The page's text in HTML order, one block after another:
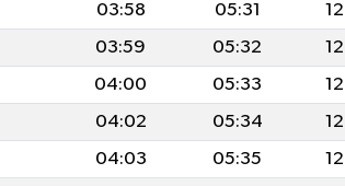
03:58 05:31
03:59 05:32
04:00 05:33
04:02 05:34
04:03 05:35